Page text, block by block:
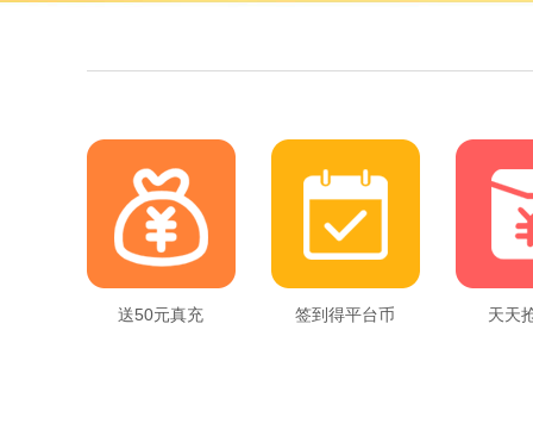
送50元真充 签到得平台币 天天